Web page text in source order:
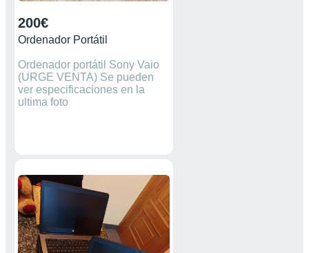
200€
Ordenador Portátil
Ordenador portátil Sony Vaio
(URGE VENTA) Se pueden
ver especificaciones en la
ultima foto